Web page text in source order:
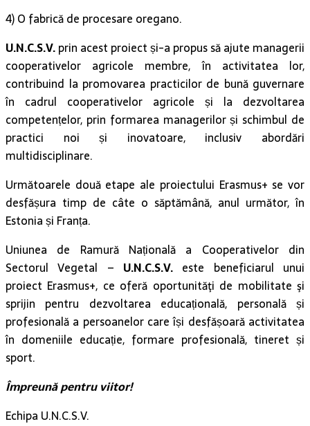
4) O fabrică de procesare oregano.
U.N.C.S.V.prin acest proiect și-a propus să ajute managerii
cooperativelor agricole membre, în activitatea lor,
contribuind la promovarea practicilor de bună guvernare
în cadrul cooperativelor agricole și la dezvoltarea
competențelor, prin formarea managerilor și schimbul de
practici noi și inovatoare, inclusiv abordări
multidisciplinare.
Următoarele două etape ale proiectului Erasmus+ se vor
desfășura timp de câte o săptămână, anul următor, în
Estonia și Franța.
Uniunea de Ramură Națională a Cooperativelor din
Sectorul Vegetal – U.N.C.S.V. este beneficiarul unui
proiect Erasmus+, ce oferă oportunităţi de mobilitate şi
sprijin pentru dezvoltarea educațională, personală și
profesională a persoanelor care își desfășoară activitatea
în domeniile educație, formare profesională, tineret și
sport.
Împreună pentru viitor!
Echipa U.N.C.S.V.